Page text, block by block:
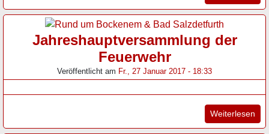
Jahreshauptversammlung der
Feuerwehr
Veröffentlicht am Fr., 27 Januar 2017 - 18:33
Weiterlesen